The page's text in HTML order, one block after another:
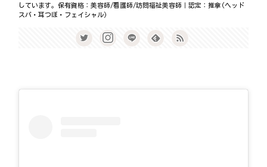
しています。保有資格：美容師/看護師/訪問福祉美容師｜認定：推拿(ヘッド
スパ・耳つぼ・フェイシャル)